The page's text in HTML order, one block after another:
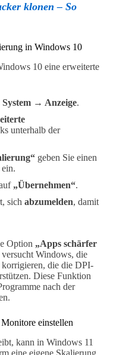
klonen – So
in Windows 10
10 eine erweiterte
→ Anzeige.
unterhalb der
geben Sie einen
ein.
„Übernehmen“.
sich abzumelden, damit
Option „Apps schärfer
Windows, die
die die DPI-
Diese Funktion
nach der
einstellen
kann in Windows 11
eine eigene Skalierung